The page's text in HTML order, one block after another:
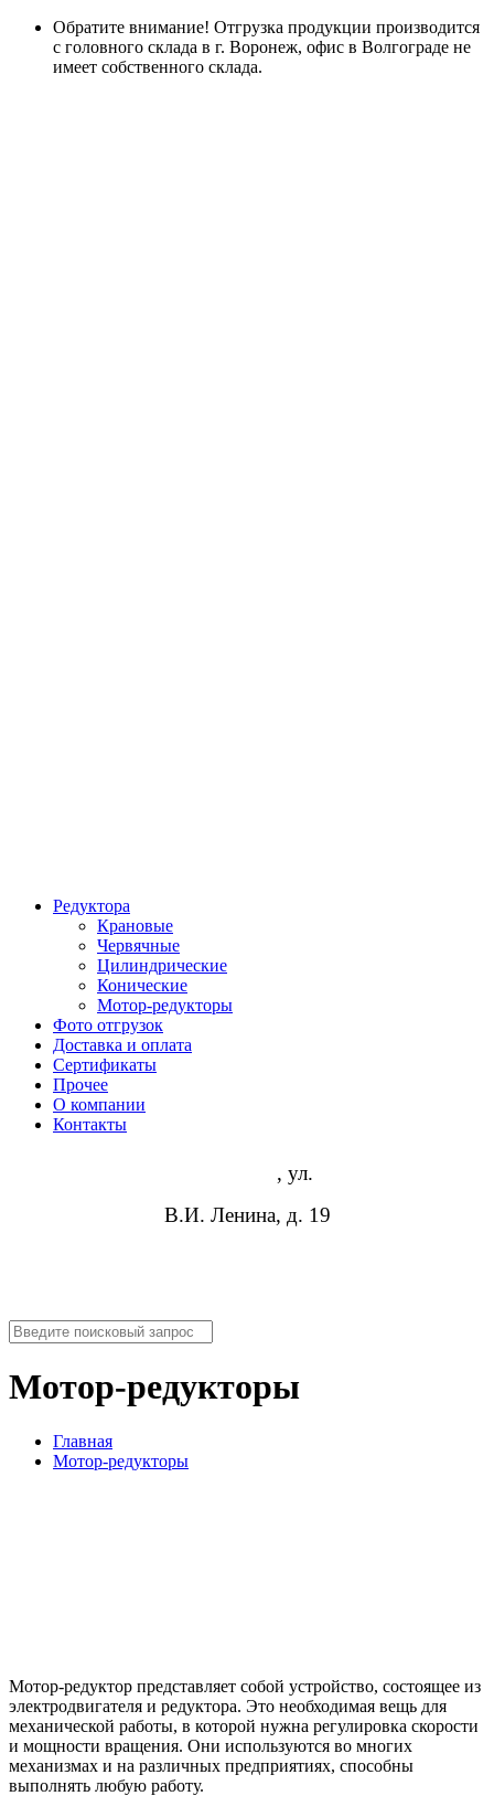
Обратите внимание! Отгрузка продукции производится
с головного склада в г. Воронеж, офис в Волгограде не
имеет собственного склада.
Редуктора
Крановые
Червячные
Цилиндрические
Конические
Мотор-редукторы
Фото отгрузок
Доставка и оплата
Сертификаты
Прочее
О компании
Контакты
, ул.
В.И. Ленина, д. 19
Мотор-редукторы
Главная
Мотор-редукторы
Мотор-редуктор представляет собой устройство, состоящее из
электродвигателя и редуктора. Это необходимая вещь для
механической работы, в которой нужна регулировка скорости
и мощности вращения. Они используются во многих
механизмах и на различных предприятиях, способны
выполнять любую работу.